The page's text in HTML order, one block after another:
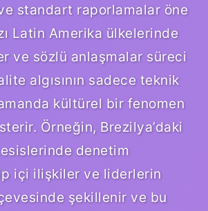
standart raporlamalar öne
Latin Amerika ülkelerinde
ve sözlü anlaşmalar süreci
algısının sadece teknik
kültürel bir fenomen
Örneğin, Brezilya’daki
denetim
içi ilişkiler ve liderlerin
şekillenir ve bu